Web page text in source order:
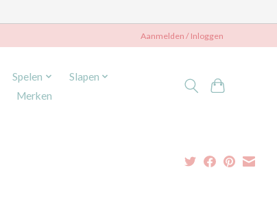
Aanmelden / Inloggen
Spelen
Slapen
Merken